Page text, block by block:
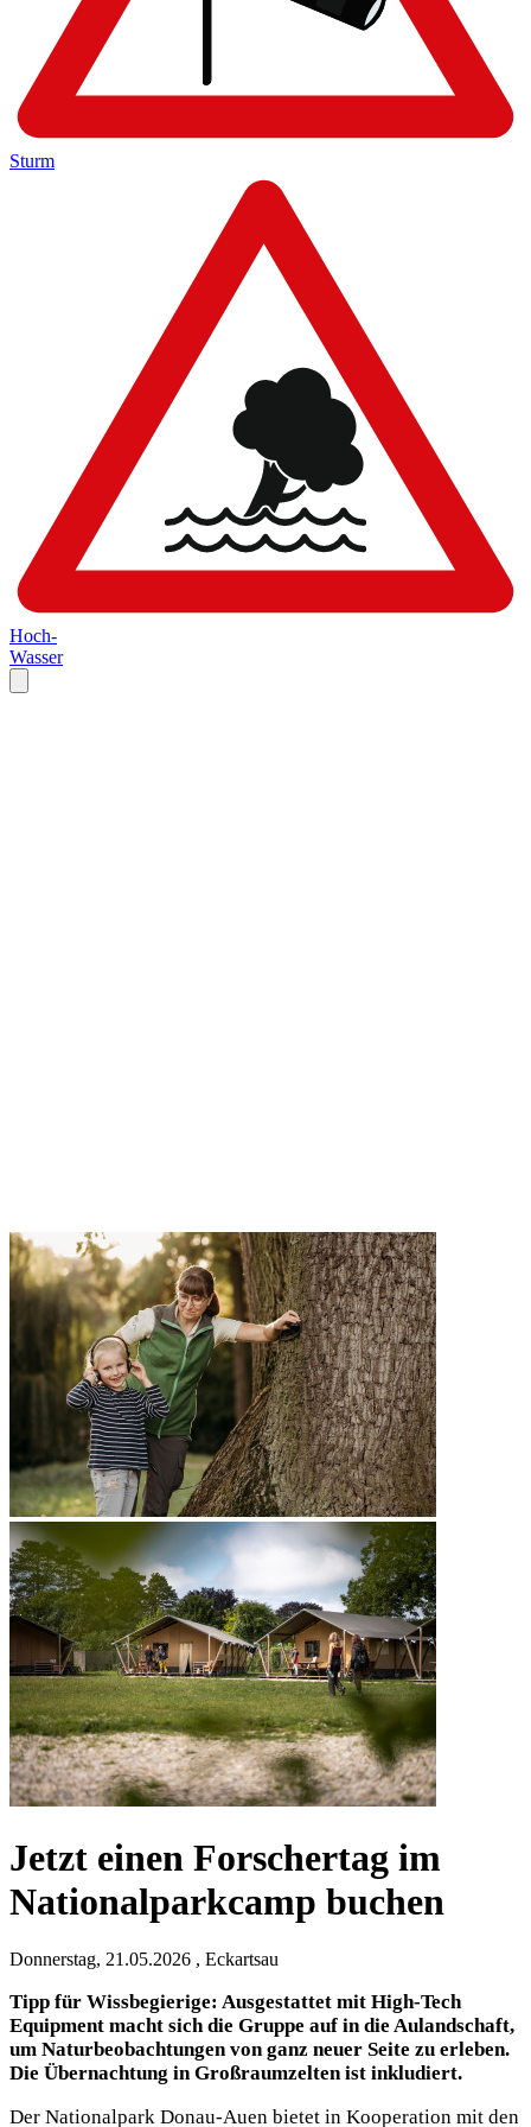
Sturm
Hoch-
Wasser
Jetzt einen Forschertag im
Nationalparkcamp buchen
Donnerstag, 21.05.2026 , Eckartsau
Tipp für Wissbegierige: Ausgestattet mit High-Tech
Equipment macht sich die Gruppe auf in die Aulandschaft,
um Naturbeobachtungen von ganz neuer Seite zu erleben.
Die Übernachtung in Großraumzelten ist inkludiert.
Der Nationalpark Donau-Auen bietet in Kooperation mit den